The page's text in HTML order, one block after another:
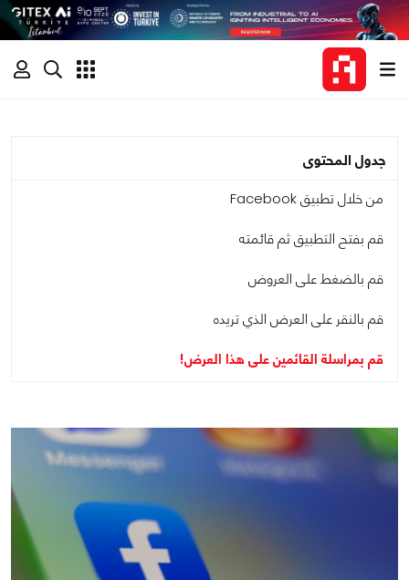
جدول المحتوى
من خلال تطبيق Facebook
قم بفتح التطبيق ثم قائمته
قم بالضغط على العروض
قم بالنقر على العرض الذي تريده
قم بمراسلة القائمين على هذا العرض!